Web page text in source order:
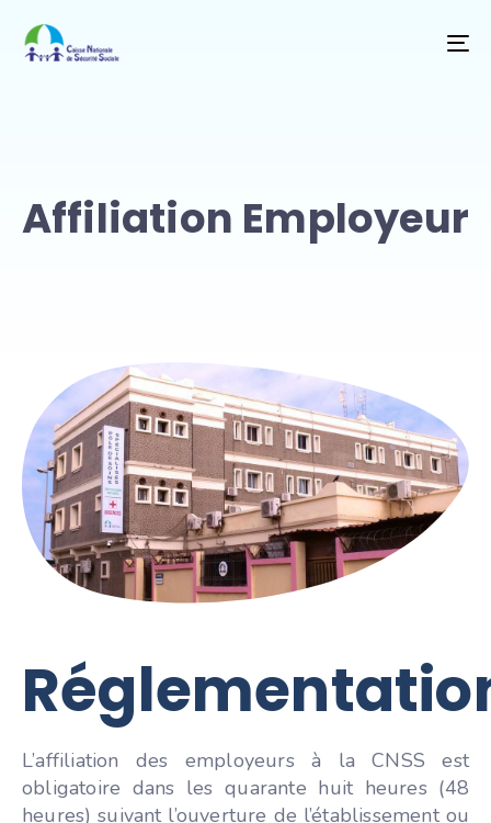
Affiliation Employeur
L’affiliation des employeurs à la CNSS est
obligatoire dans les quarante huit heures (48
heures) suivant l’ouverture de l’établissement ou